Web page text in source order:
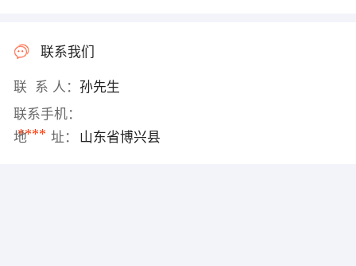
联系我们
联 系 人： 孙先生
联系手机：
****
地 址： 山东省博兴县